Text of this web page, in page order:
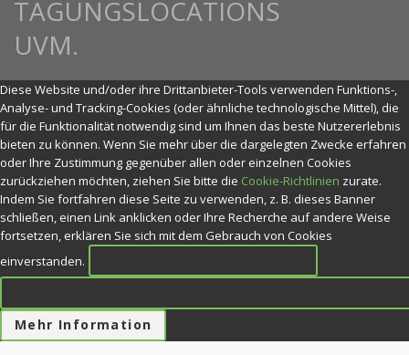
Diese Website und/oder ihre Drittanbieter-Tools verwenden Funktions-,
Analyse- und Tracking-Cookies (oder ähnliche technologische Mittel), die
für die Funktionalität notwendig sind um Ihnen das beste Nutzererlebnis
bieten zu können. Wenn Sie mehr über die dargelegten Zwecke erfahren
oder Ihre Zustimmung gegenüber allen oder einzelnen Cookies
zurückziehen möchten, ziehen Sie bitte die Cookie-Richtlinien zurate.
Indem Sie fortfahren diese Seite zu verwenden, z. B. dieses Banner
schließen, einen Link anklicken oder Ihre Recherche auf andere Weise
fortsetzen, erklären Sie sich mit dem Gebrauch von Cookies
einverstanden.
Mehr Information